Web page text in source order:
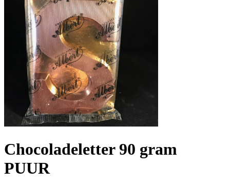
Chocoladeletter 90 gram
PUUR